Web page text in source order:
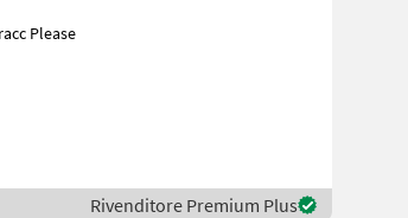
Rivenditore Premium Plus